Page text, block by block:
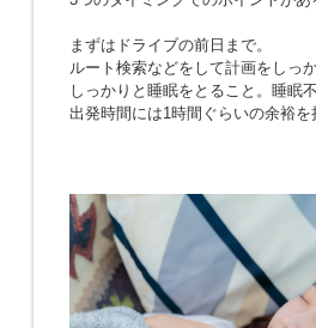
まずはドライブの前日まで。
ルート検索などをして計画をしっ
しっかりと睡眠をとること。睡眠
出発時間には1時間ぐらいの余裕を